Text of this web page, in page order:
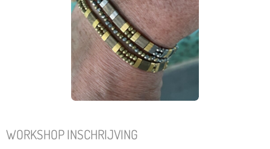
WORKSHOP INSCHRIJVING